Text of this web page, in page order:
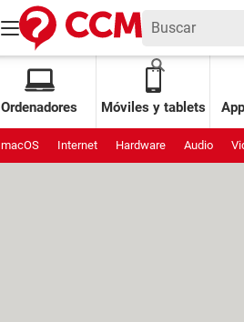
Ordenadores Móviles y tablets
macOS Internet Hardware Audio